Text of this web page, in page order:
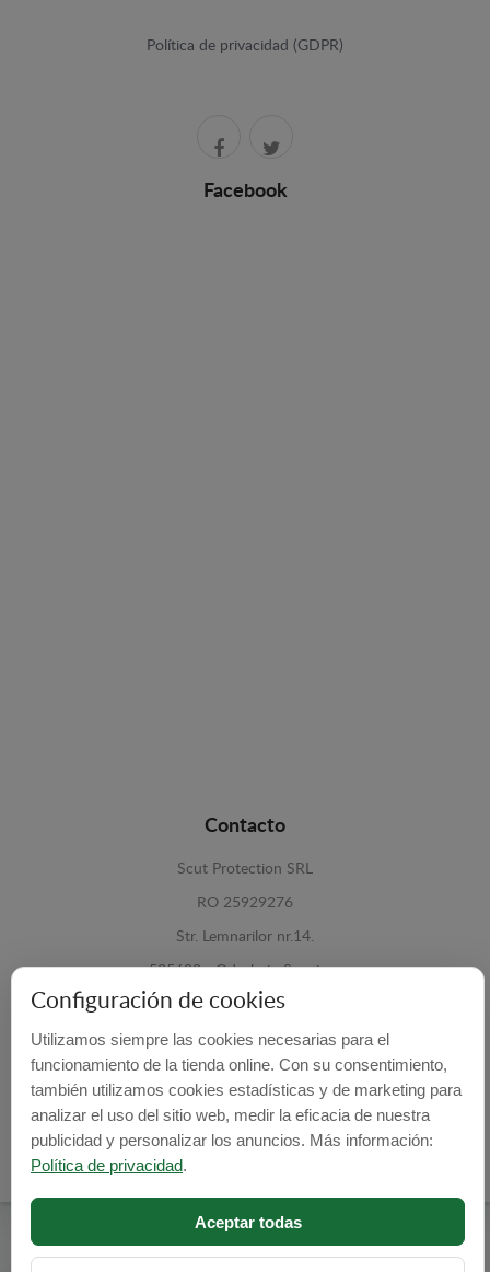
Política de privacidad (GDPR)
Facebook
Contacto
Scut Protection SRL
RO 25929276
Str. Lemnarilor nr.14.
535600 - Odorheiu Secuiesc
Harghita, Romania
E-mail: info@cubrecarter.com
Site: www.cubrecarter.com
Cubre Carter -© 2026
Configuración de cookies
Utilizamos siempre las cookies necesarias para el
funcionamiento de la tienda online. Con su consentimiento,
también utilizamos cookies estadísticas y de marketing para
analizar el uso del sitio web, medir la eficacia de nuestra
publicidad y personalizar los anuncios. Más información:
Política de privacidad.
Aceptar todas